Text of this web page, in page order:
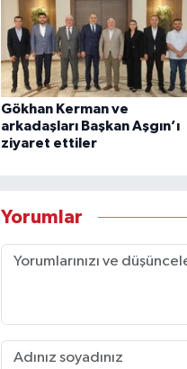
Gökhan Kerman ve
arkadaşları Başkan Aşgın’ı
ziyaret ettiler
Yorumlar